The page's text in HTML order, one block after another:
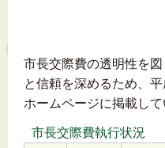
市長交際費の透明性を
と信頼を深めるため、
ホームページに掲載して
市長交際費執行状況